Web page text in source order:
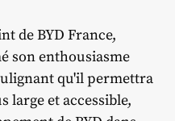
de BYD France,
son enthousiasme
qu'il permettra
large et accessible,